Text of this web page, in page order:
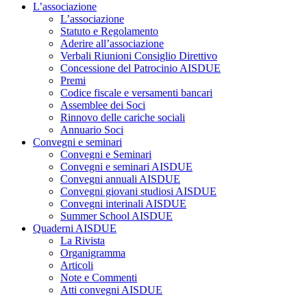
L’associazione
L’associazione
Statuto e Regolamento
Aderire all’associazione
Verbali Riunioni Consiglio Direttivo
Concessione del Patrocinio AISDUE
Premi
Codice fiscale e versamenti bancari
Assemblee dei Soci
Rinnovo delle cariche sociali
Annuario Soci
Convegni e seminari
Convegni e Seminari
Convegni e seminari AISDUE
Convegni annuali AISDUE
Convegni giovani studiosi AISDUE
Convegni interinali AISDUE
Summer School AISDUE
Quaderni AISDUE
La Rivista
Organigramma
Articoli
Note e Commenti
Atti convegni AISDUE